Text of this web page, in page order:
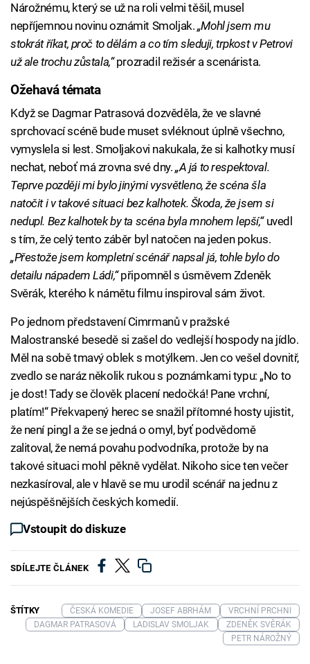
Nárožnému, který se už na roli velmi těšil, musel
nepříjemnou novinu oznámit Smoljak. „Mohl jsem mu
stokrát říkat, proč to dělám a co tím sleduji, trpkost v Petrovi
už ale trochu zůstala,“prozradil režisér a scenárista.
Ožehavá témata
Když se Dagmar Patrasová dozvěděla, že ve slavné
sprchovací scéně bude muset svléknout úplně všechno,
vymyslela si lest. Smoljakovi nakukala, že si kalhotky musí
nechat, neboť má zrovna své dny. „A já to respektoval.
Teprve později mi bylo jinými vysvětleno, že scéna šla
natočit i v takové situaci bez kalhotek. Škoda, že jsem si
nedupl. Bez kalhotek by ta scéna byla mnohem lepší,“uvedl
s tím, že celý tento záběr byl natočen na jeden pokus.
„Přestože jsem kompletní scénář napsal já, tohle bylo do
detailu nápadem Ládi,“připomněl s úsměvem Zdeněk
Svěrák, kterého k námětu filmu inspiroval sám život.
Po jednom představení Cimrmanů v pražské
Malostranské besedě si zašel do vedlejší hospody na jídlo.
Měl na sobě tmavý oblek s motýlkem. Jen co vešel dovnitř,
zvedlo se naráz několik rukou s poznámkami typu: „No to
je dost! Tady se člověk placení nedočká! Pane vrchní,
platím!“ Překvapený herec se snažil přítomné hosty ujistit,
že není pingl a že se jedná o omyl, byť podvědomě
zalitoval, že nemá povahu podvodníka, protože by na
takové situaci mohl pěkně vydělat. Nikoho sice ten večer
nezkasíroval, ale v hlavě se mu urodil scénář na jednu z
nejúspěšnějších českých komedií.
Vstoupit do diskuze
SDÍLEJTE ČLÁNEK
ŠTÍTKY ČESKÁ KOMEDIE JOSEF ABRHÁM
VRCHNÍ PRCHNI
DAGMAR PATRASOVÁ
LADISLAV SMOLJAK
ZDENĚK SVĚRÁK
PETR NÁROŽNÝ